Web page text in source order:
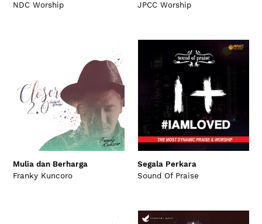
NDC Worship
JPCC Worship
Mulia dan Berharga
Franky Kuncoro
Segala Perkara
Sound Of Praise